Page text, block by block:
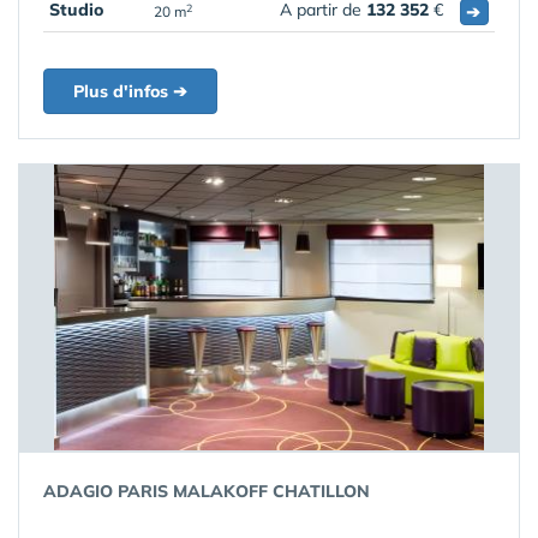
Studio 20 m2 A partir de 132 352 € ➔
Plus d'infos ➔
ADAGIO PARIS MALAKOFF CHATILLON